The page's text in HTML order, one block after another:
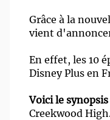
Grâce à la
vient
En effet, les 10
Disney Plus en
Voici le
Creekwood